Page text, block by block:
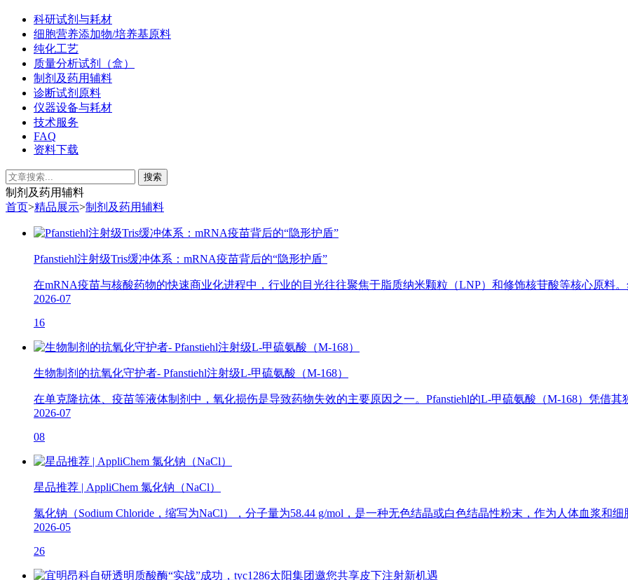
科研试剂与耗材
细胞营养添加物/培养基原料
纯化工艺
质量分析试剂（盒）
制剂及药用辅料
诊断试剂原料
仪器设备与耗材
技术服务
FAQ
资料下载
制剂及药用辅料
首页>精品展示>制剂及药用辅料
Pfanstiehl注射级Tris缓冲体系：mRNA疫苗背后的“隐形护盾”
在mRNA疫苗与核酸药物的快速商业化进程中，行业的目光往往聚焦于脂质纳米颗粒（LNP）和修饰核苷酸等核心原料
2026-07
16
生物制剂的抗氧化守护者- Pfanstiehl注射级L-甲硫氨酸（M-168）
在单克隆抗体、疫苗等液体制剂中，氧化损伤是导致药物失效的主要原因之一。Pfanstiehl的L-甲硫氨酸（M-168）凭借
2026-07
08
星品推荐 | AppliChem 氯化钠（NaCl）
氯化钠（Sodium Chloride，缩写为NaCl），分子量为58.44 g/mol，是一种无色结晶或白色结晶性粉末，作为人体血浆和
2026-05
26